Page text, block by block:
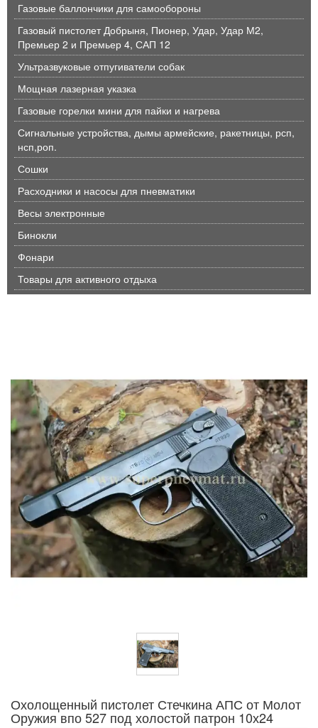
Газовые баллончики для самообороны
Газовый пистолет Добрыня, Пионер, Удар, Удар М2,
Премьер 2 и Премьер 4, САП 12
Ультразвуковые отпугиватели собак
Мощная лазерная указка
Газовые горелки мини для пайки и нагрева
Сигнальные устройства, дымы армейские, ракетницы, рсп,
нсп,роп.
Сошки
Расходники и насосы для пневматики
Весы электронные
Бинокли
Фонари
Товары для активного отдыха
Охолощенный пистолет Стечкина АПС от Молот
Оружия впо 527 под холостой патрон 10х24